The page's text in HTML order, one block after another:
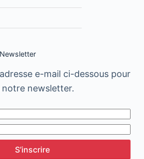
e-mail ci-dessous pour
newsletter.
S’inscrire